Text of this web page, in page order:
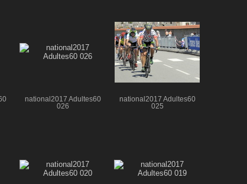
national2017 Adultes60
026
national2017 Adultes60
025